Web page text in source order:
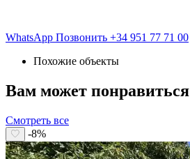
WhatsApp Позвонить +34 951 77 71 00
Похожие объекты
Вам может понравиться
Смотреть все
-8%